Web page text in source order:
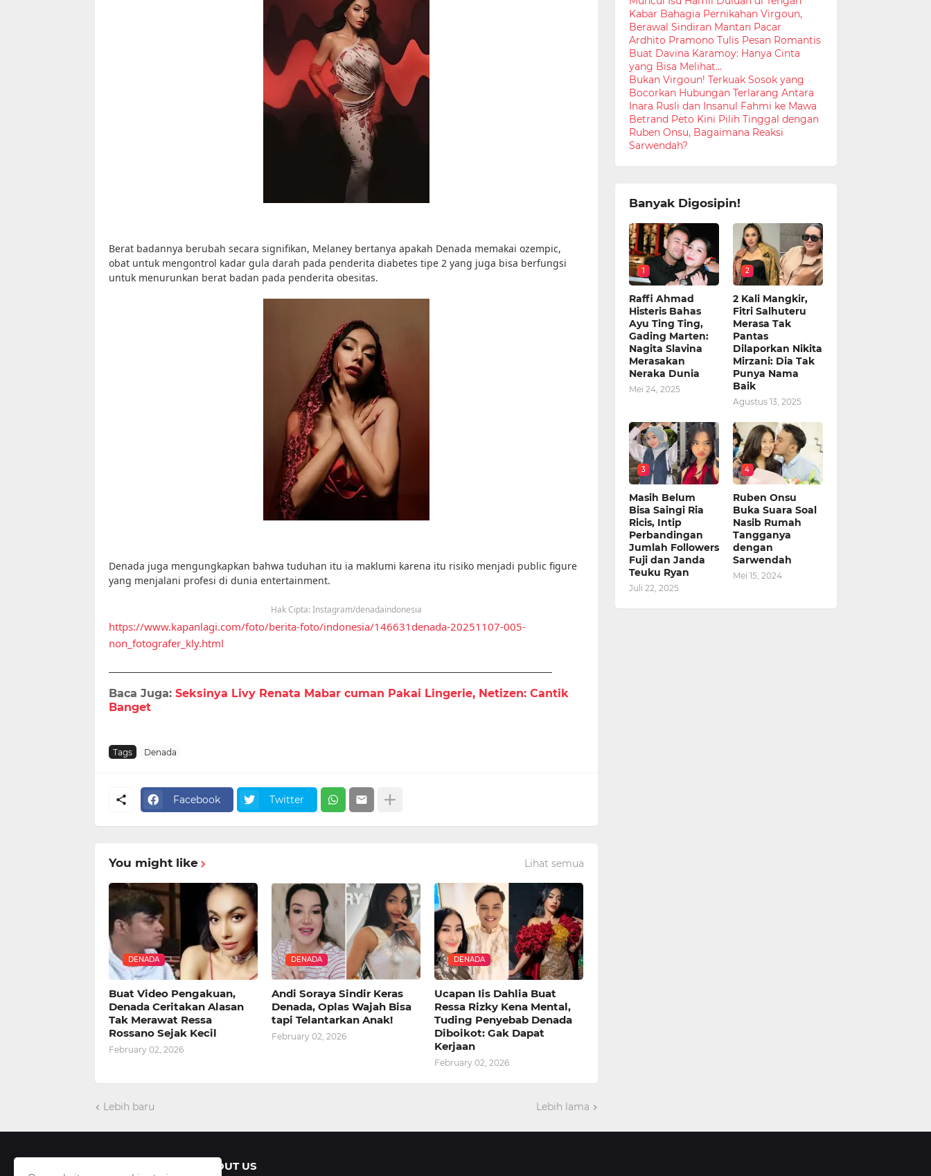
Berat badannya berubah secara signifikan, Melaney bertanya apakah Denada memakai ozempic,
obat untuk mengontrol kadar gula darah pada penderita diabetes tipe 2 yang juga bisa berfungsi
untuk menurunkan berat badan pada penderita obesitas.
Denada juga mengungkapkan bahwa tuduhan itu ia maklumi karena itu risiko menjadi public figure
yang menjalani profesi di dunia entertainment.
Hak Cipta: Instagram/denadaindonesia
https://www.kapanlagi.com/foto/berita-foto/indonesia/146631denada-20251107-005-
non_fotografer_kly.html
Baca Juga: Seksinya Livy Renata Mabar cuman Pakai Lingerie, Netizen: Cantik
Banget
Tags Denada
Facebook Twitter
You might like Lihat semua
DENADA
Buat Video Pengakuan,
Denada Ceritakan Alasan
Tak Merawat Ressa
Rossano Sejak Kecil
February 02, 2026
DENADA
Andi Soraya Sindir Keras
Denada, Oplas Wajah Bisa
tapi Telantarkan Anak!
February 02, 2026
DENADA
Ucapan Iis Dahlia Buat
Ressa Rizky Kena Mental,
Tuding Penyebab Denada
Diboikot: Gak Dapat
Kerjaan
February 02, 2026
Lebih baru Lebih lama
Kabar Bahagia Pernikahan Virgoun,
Berawal Sindiran Mantan Pacar
Ardhito Pramono Tulis Pesan Romantis
Buat Davina Karamoy: Hanya Cinta
yang Bisa Melihat...
Bukan Virgoun! Terkuak Sosok yang
Bocorkan Hubungan Terlarang Antara
Inara Rusli dan Insanul Fahmi ke Mawa
Betrand Peto Kini Pilih Tinggal dengan
Ruben Onsu, Bagaimana Reaksi
Sarwendah?
Banyak Digosipin!
1
Raffi Ahmad
Histeris Bahas
Ayu Ting Ting,
Gading Marten:
Nagita Slavina
Merasakan
Neraka Dunia
Mei 24, 2025
2
2 Kali Mangkir,
Fitri Salhuteru
Merasa Tak
Pantas
Dilaporkan Nikita
Mirzani: Dia Tak
Punya Nama
Baik
Agustus 13, 2025
3
Masih Belum
Bisa Saingi Ria
Ricis, Intip
Perbandingan
Jumlah Followers
Fuji dan Janda
Teuku Ryan
Juli 22, 2025
4
Ruben Onsu
Buka Suara Soal
Nasib Rumah
Tangganya
dengan
Sarwendah
Mei 15, 2024
ABOUT US